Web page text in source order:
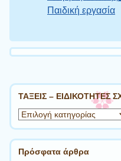
Παιδική εργασία
ΤΑΞΕΙΣ – ΕΙΔΙΚΟΤΗΤΕΣ
ΤΑΞΕΙΣ
–
ΕΙΔΙΚΟΤΗΤΕΣ
ΣΧ.
Πρόσφατα άρθρα